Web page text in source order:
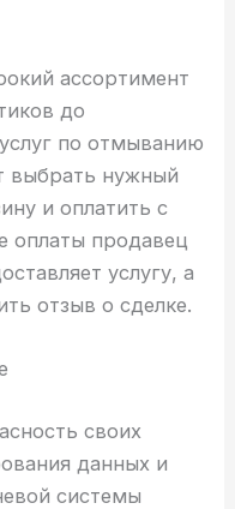
ассортимент
до
по отмыванию
выбрать нужный
и оплатить с
оплаты продавец
услугу, а
отзыв о сделке.
своих
данных и
системы